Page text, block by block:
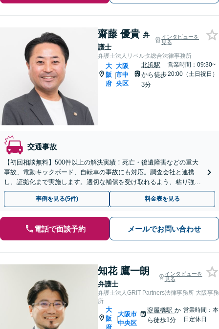
齋藤 優貴 弁
護士
インタビューを
見る
弁護士法人リベルタ総合法律事務所
大
阪
府
|
大阪
市中
央区
北浜駅
から徒歩
3分
営業時間：09:30~
20:00（土日祝日）
交通事故
【初回相談無料】500件以上の解決実績！死亡・後遺障害などの重大
事故、電動キックボード、自転車の事故にも対応。調査会社と連携
し、証拠化まで実施します。適切な補償を受け取れるよう、粘り強く
交渉し、よりよい解決を目指します【オンライン相談可】
事例を見る(5件) 料金表を見る
電話で面談予約 メールでお問い合わせ
知花 鷹一朗
弁護士
インタビューを
見る
弁護士法人GRiT Partners法律事務所 大阪事務
所
大
阪
府
|
大阪市
中央区
淀屋橋駅か
ら徒歩1分
営業時間：本
日定休日